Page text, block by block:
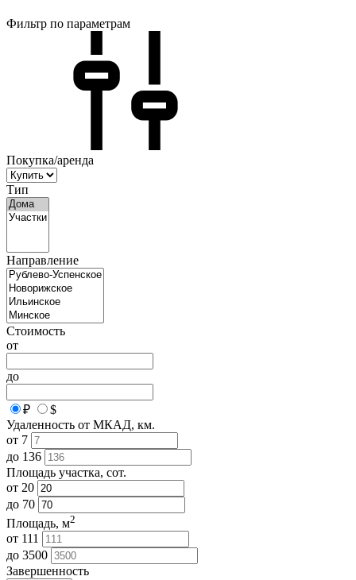
Фильтр по параметрам
Покупка/аренда
Тип
Направление
Стоимость
от
до
₽
$
Удаленность от МКАД, км.
от 7
до 136
Площадь участка, сот.
от 20
до 70
Площадь, м2
от 111
до 3500
Завершенность